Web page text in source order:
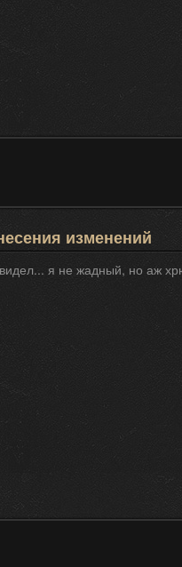
изменений
я не жадный, но аж